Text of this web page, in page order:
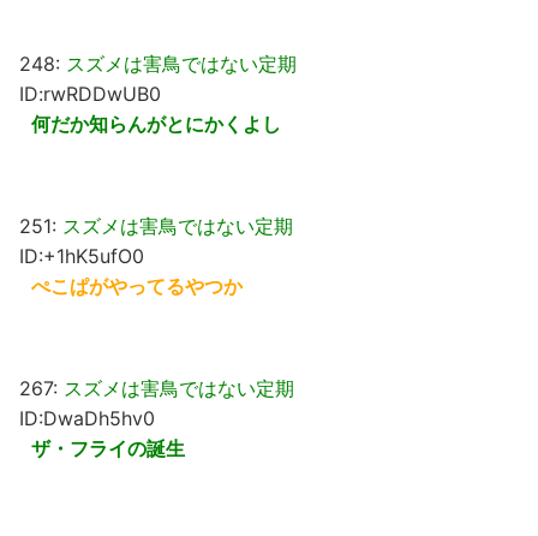
248: スズメは害鳥ではない定期
ID:rwRDDwUB0
何だか知らんがとにかくよし
251: スズメは害鳥ではない定期
ID:+1hK5ufO0
ぺこぱがやってるやつか
267: スズメは害鳥ではない定期
ID:DwaDh5hv0
ザ・フライの誕生